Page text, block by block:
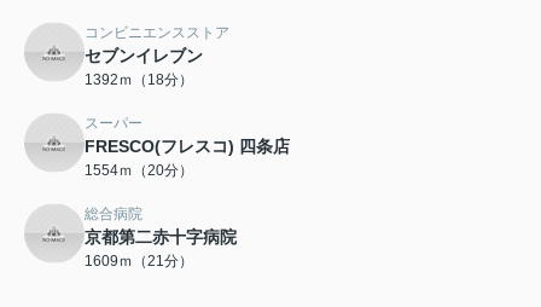
コンビニエンスストア
セブンイレブン
1392ｍ（18分）
スーパー
FRESCO(フレスコ) 四条店
1554ｍ（20分）
総合病院
京都第二赤十字病院
1609ｍ（21分）